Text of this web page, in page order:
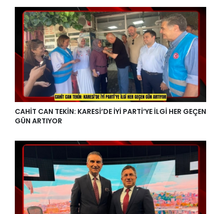
CAHİT CAN TEKİN: KARESİ’DE İYİ PARTİ’YE İLGİ HER GEÇEN
GÜN ARTIYOR